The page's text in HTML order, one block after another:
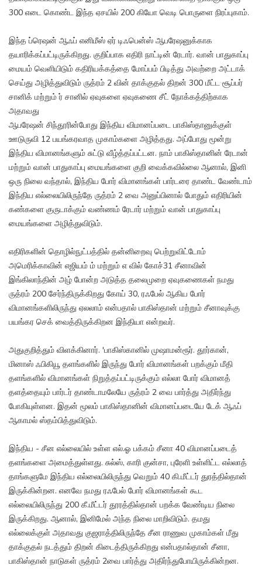
300 எடை கொண்ட இந்த ஏசயில் 200 கியோ வெடி பொருளை நிரப்புகாம்.
இந்த ப்ரெஷன் ஆஃப் எனிமீஸ் ஏர் டிஃபென்ஸ் ஆபரேஷனுக்காக
தயாரிக்கப்பட்டிருக்கிறது. குறிப்பாக எதிரி நாட்டின் ரேடார். வான் பாதுகாப்பு
மையம் வெளியிடும் கதிரியக்கத்தை மோப்பம் பிடித்து அவற்றை அட்டாக்
செய்து அழித்துவிடும் ருத்ரம் 2 வின் தாக்குதல் திறன் 300 மீட்ட சூப்பர்
சானிக் மற்றும் ர் சானில் ஏவுகளை ஏவுகணை சீட் நோக்கத்திற்காக
அதாவது
ஆபரேஷன் சிந்தூரின்போது இந்திய விமானப்படை பாகிஸ்தானுக்குள்
ஊடுருவி 12 பயங்கரவாத முகாம்களை அழித்தது. அப்போது மூன்று
இந்திய விமானங்களும் சுட்டு வீழ்த்தப்பட்டன. நாம் பாகிஸ்தானின் ரேடான்
மற்றும் வான் பாதுகாப்பு மையங்களை குறி வைக்கவில்லை ஆனால், இனி
ஒரு நிலை வந்தால், இந்திய போர் விமானங்கள் பார்டரை தாண்ட வேண்டாம்
இந்திய எல்லையிலிருந்தே ருத்ரம் 2 வை அனுப்பினால் போதும் எதிரியின்
கண்களை குருடாக்கும் வண்ணம் ரேடார் மற்றும் வான் பாதுகாப்பு
மையங்களை அழித்துவிடும்.
எதிரிகளின் தொழில்நுட்பத்தில் தன்னிறைவு பெற்றுவிட்டோம்
அமெரிக்காவின் எஜியம் ம் மற்றும் எ வில் கோச்31 சீனாவின்
இங்கிலாந்தின் அழ் போன்ற அடுத்த தலைமுறை ஏவுகணைகள் நமது
ருத்ரம் 200 சேர்ந்திருக்கிறது கோய் 30, ரஃபேல் ஆகிய போர்
விமானங்களிலிருந்து ஏலலாம் என்பதால் பாகிஸ்தான் மற்றும் சீனாவுக்கு
பயங்கர செக் வைத்திருக்கிறன இந்தியா என்றவர்.
அதுகுறித்தும் விளக்கினார். 'பாகிஸ்கானில் முஷாமன்ரூர். தூர்கான்,
மினாஸ் ஃபிகியூ தளங்களில் இருந்து போர் விமானங்கள் பறக்கும் மீதி
தளங்களில் விமானங்கள் நிறுத்தப்பட்டிருக்கும் எல்லா போர் விமானத்
தளத்தையும் பார்டர் தாண்டாமலேயே ருத்ரம் 2 வை பார்த்து அதிர்ந்து
போகியுள்ளன. இதன் மூலம் பாகிஸ்தானின் விமானப்படையே டேக் ஆஃப்
ஆகாமல் ஸ்தம்பித்துவிடும்.
இந்திய - சீன எல்லையில் உள்ள எல்.ஓ பக்கம் சீனா 40 விமானப்படைத்
தளங்களை அமைத்துள்ளது. சுல்ஸ், காரி குன்சா, புரேளி உள்ளிட்ட எல்லாத்
தாங்களுமே இந்திய எல்லையிலிருந்து வெறும் 40 கி.மீட்டர் துரத்தில்தான்
இருக்கின்றன. எனவே நமது ரஃபேல் போர் விமானங்கள் கூட
எல்லையிலிருந்து 200 கீ.மீட்டர் தூரத்தில்தான் பறக்க வேண்டிய நிலை
இருக்கிறது. ஆனால், இனிமேல் அந்த நிலை மாறிவிடும். தமது
எல்லைக்குள் அதாவது குஜராத்திலிருந்தே சீன ராணுவ முகாம்கள் மீது
தாக்குதல் நடத்தும் திறன் கிடைத்திருக்கிறது என்பதால்தான் சீனா,
பாகிஸ்தான் நாடுகள் ருத்ரம் 2வை பார்த்து அதிர்ந்துபோயிருக்கின்றன.